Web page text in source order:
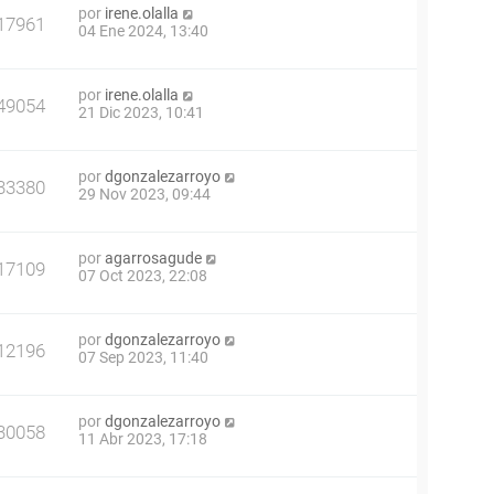
por irene.olalla
04 Ene 2024, 13:40
por irene.olalla
21 Dic 2023, 10:41
pordgonzalezarroyo
29 Nov 2023, 09:44
poragarrosagude
07 Oct 2023, 22:08
pordgonzalezarroyo
07 Sep 2023, 11:40
pordgonzalezarroyo
11 Abr 2023, 17:18